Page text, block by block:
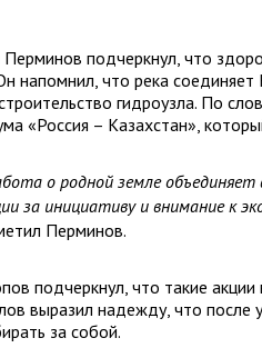
подчеркнул, что
напомнил, что река
гидроузла. По
«Россия – Казахстан»,
о родной земле
за инициативу и внимание к
Перминов.
подчеркнул, что такие
выразил надежду, что после
за собой.